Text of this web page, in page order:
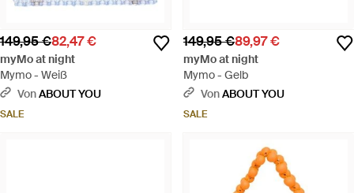
149,95 €82,47 €
myMo at night
Mymo - Weiß
VonABOUT YOU
SALE
149,95 €89,97 €
myMo at night
Mymo - Gelb
VonABOUT YOU
SALE